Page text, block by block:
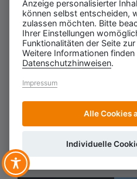
Swinemünde -
ab So.
849 €
Anzeige personalisierter
können selbst entscheiden,
zulassen möchten. Bitte
Ihrer Einstellungen
Funktionalitäten der Seite
Weitere Informationen finden
Datenschutzhinweisen.
Impressum
Alle Cookies
Individuelle